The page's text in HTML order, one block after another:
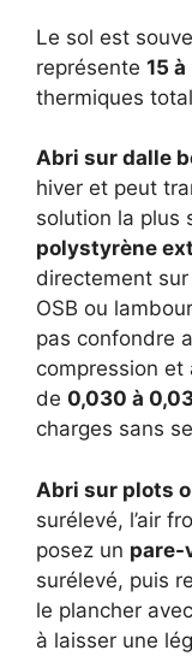
Le sol est
représente 15 à
thermiques
Abri sur dalle
hiver et peut
solution la plus
polystyrène
directement
OSB ou
pas confondre
compression et
de 0,030 à
charges sans
Abri sur plots
surélevé, l’air
posez un pare-
surélevé, puis
le plancher
à laisser une